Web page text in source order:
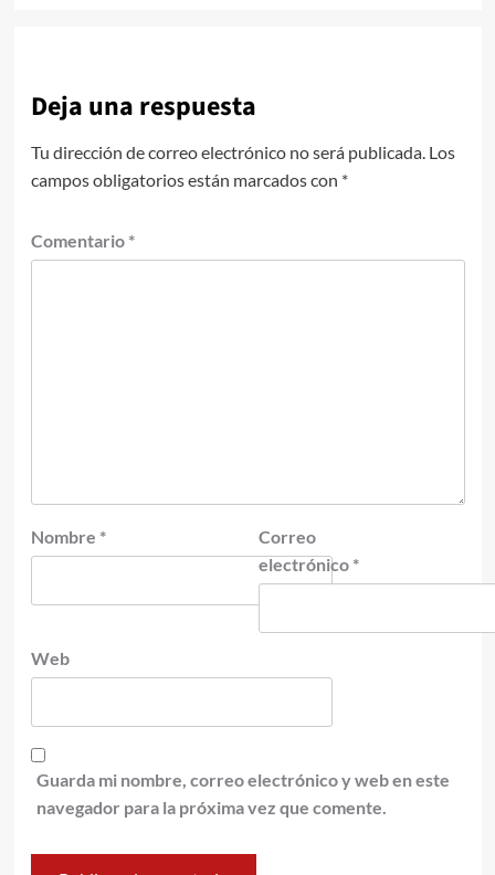
Deja una respuesta
Tu dirección de correo electrónico no será publicada. Los
campos obligatorios están marcados con *
Comentario *
Nombre *
Correo
electrónico *
Web
Guarda mi nombre, correo electrónico y web en este
navegador para la próxima vez que comente.